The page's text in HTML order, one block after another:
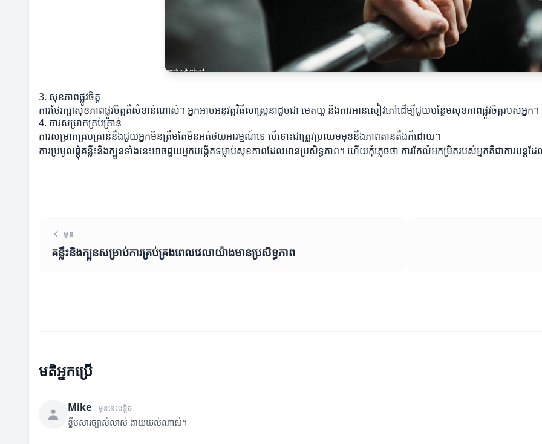
3. សុខភាពផ្លូវចិត្ត
ការថែរក្សាសុខភាពផ្លូវចិត្ដគឺសំខាន់ណាស់។ អ្នកអាចអនុវត្តវិធីសាស្រ្តនាដូចជា មេតយូ និងការអានសៀវភៅដើម្បីជួយបន្ថែមសុខភាពផ្លូវចិត្តរបស់អ្នក។
4. ការសម្រាកគ្រប់គ្រាន់
ការសម្រាកគ្រប់គ្រាន់នឹងជួយអ្នកមិនត្រឹមតែមិនអត់ថយអារម្មណ៍ទេ បើទោះជាត្រូវប្រឈមមុខនឹងភាពតានតឹងក៏ដោយ។
ការប្រមូលផ្តុំគន្លឹះនិងក្បួនទាំងនេះអាចជួយអ្នកបង្កើតទម្លាប់សុខភាពដែលមានប្រសិទ្ធភាព។ ហើយកុំភ្លេចថា ការកែលំអកម្រិតរបស់អ្នកគឺជាការបន្តដែ
មុន
គន្លឹះនិងក្បួនសម្រាប់ការគ្រប់គ្រងពេលវេលាយ៉ាងមានប្រសិទ្ធភាព
មតិអ្នកប្រើ
Mike មុននេះបន្តិច
ខ្លឹមសារច្បាស់លាស់ ងាយយល់ណាស់។